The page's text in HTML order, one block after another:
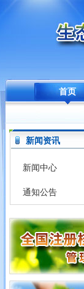
首页
新闻资讯
新闻中心
通知公告